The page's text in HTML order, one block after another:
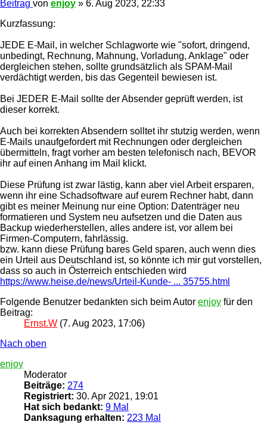
Beitrag von enjoy » 6. Aug 2023, 22:33
Kurzfassung:
JEDE E-Mail, in welcher Schlagworte wie "sofort, dringend,
unbedingt, Rechnung, Mahnung, Vorladung, Anklage" oder
dergleichen stehen, sollte grundsätzlich als SPAM-Mail
verdächtigt werden, bis das Gegenteil bewiesen ist.
Bei JEDER E-Mail sollte der Absender geprüft werden, ist
dieser korrekt.
Auch bei korrekten Absendern solltet ihr stutzig werden, wenn
E-Mails unaufgefordert mit Rechnungen oder dergleichen
übermitteln, fragt vorher am besten telefonisch nach, BEVOR
ihr auf einen Anhang im Mail klickt.
Diese Prüfung ist zwar lästig, kann aber viel Arbeit ersparen,
wenn ihr eine Schadsoftware auf eurem Rechner habt, dann
gibt es meiner Meinung nur eine Option: Datenträger neu
formatieren und System neu aufsetzen und die Daten aus
Backup wiederherstellen, alles andere ist, vor allem bei
Firmen-Computern, fahrlässig.
bzw. kann diese Prüfung bares Geld sparen, auch wenn dies
ein Urteil aus Deutschland ist, so könnte ich mir gut vorstellen,
dass so auch in Österreich entschieden wird
https://www.heise.de/news/Urteil-Kunde- ... 35755.html
Folgende Benutzer bedankten sich beim Autor enjoy für den
Beitrag:
Ernst.W (7. Aug 2023, 17:06)
Nach oben
enjoy
Moderator
Beiträge: 274
Registriert: 30. Apr 2021, 19:01
Hat sich bedankt: 9 Mal
Danksagung erhalten: 223 Mal